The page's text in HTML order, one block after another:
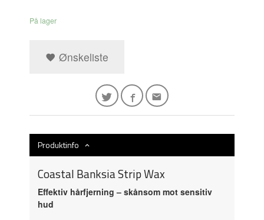
På lager
Ønskeliste
Produktinfo
Coastal Banksia Strip Wax
Effektiv hårfjerning – skånsom mot sensitiv
hud